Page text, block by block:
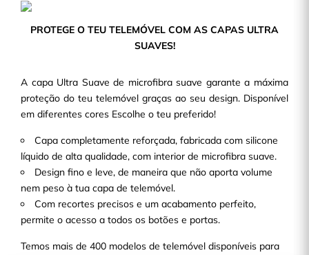
PROTEGE O TEU TELEMÓVEL COM AS CAPAS ULTRA
SUAVES!
A capa Ultra Suave de microfibra suave garante a máxima
proteção do teu telemóvel graças ao seu design. Disponível
em diferentes cores Escolhe o teu preferido!
Capa completamente reforçada, fabricada com silicone
líquido de alta qualidade, com interior de microfibra suave.
Design fino e leve, de maneira que não aporta volume
nem peso à tua capa de telemóvel.
Com recortes precisos e um acabamento perfeito,
permite o acesso a todos os botões e portas.
Temos mais de 400 modelos de telemóvel disponíveis para